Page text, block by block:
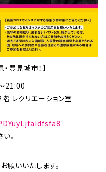
豊見城市！】
21:00
レクリエーション室
。
願いいたします。